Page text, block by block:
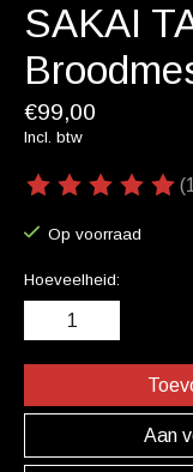
SAKAI
€99,00
Incl. btw
De beoordeling
Op voorraad
Hoeveelheid:
Aan